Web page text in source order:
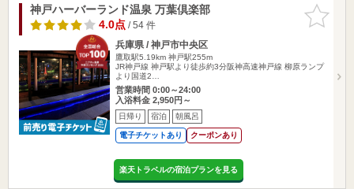
お気に入
りに追加
神戸ハーバーランド温泉 万葉倶楽部
4.0点/ 54 件
兵庫県 / 神戸市中央区
鷹取駅5.19km 神戸駅255m
JR神戸線 神戸駅より徒歩約3分阪神高速神戸線 柳原ランプ
より国道2…
営業時間 0:00～24:00
入浴料金 2,950円～
日帰り 宿泊 朝風呂
電子チケットあり クーポンあり
楽天トラベルの宿泊プランを見る